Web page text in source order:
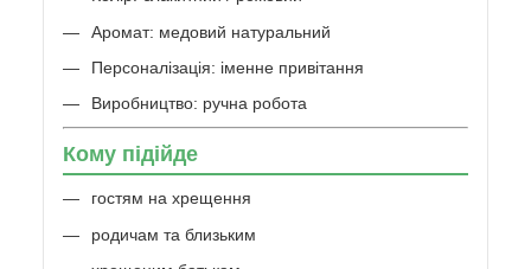
Аромат: медовий натуральний
Персоналізація: іменне привітання
Виробництво: ручна робота
Кому підійде
гостям на хрещення
родичам та близьким